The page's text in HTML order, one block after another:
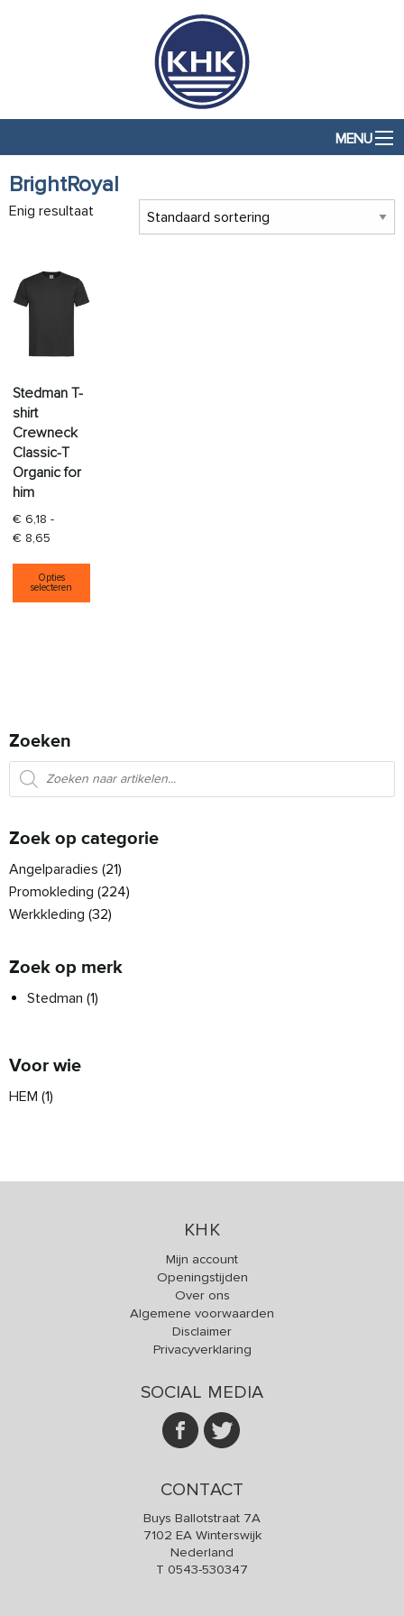
MENU
BrightRoyal
Enig resultaat
Stedman T-
shirt
Crewneck
Classic-T
Organic for
him
€ 6,18 -
€ 8,65
Opties
selecteren
Dit product heeft meerdere variaties. Deze optie
Zoeken
Producten zoeken
Zoek op categorie
Angelparadies (21)
Promokleding (224)
Werkkleding (32)
Zoek op merk
Stedman (1)
Voor wie
HEM (1)
KHK
Mijn account
Openingstijden
Over ons
Algemene voorwaarden
Disclaimer
Privacyverklaring
SOCIAL MEDIA
CONTACT
Buys Ballotstraat 7A
7102 EA Winterswijk
Nederland
T 0543-530347